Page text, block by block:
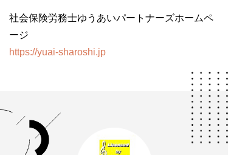
社会保険労務士ゆうあいパートナーズホームペ
ージ
https://yuai-sharoshi.jp